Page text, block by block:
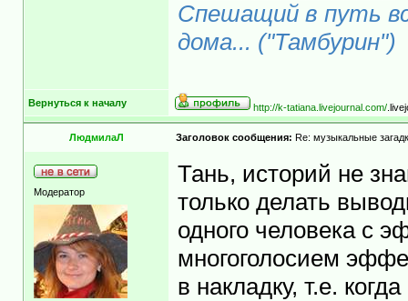
Спешащий в путь
дома... ("Тамбурин")
Вернуться к началу http://k-tatiana.livejournal.com/
ЛюдмилаЛ Заголовок сообщения: Re: музыкальные
Модератор
Тань, историй не
только делать
одного человека с
многоголосием
в накладку, т.е.